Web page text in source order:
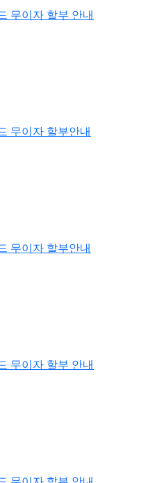
무이자 할부 안내
무이자 할부안내
무이자 할부안내
무이자 할부 안내